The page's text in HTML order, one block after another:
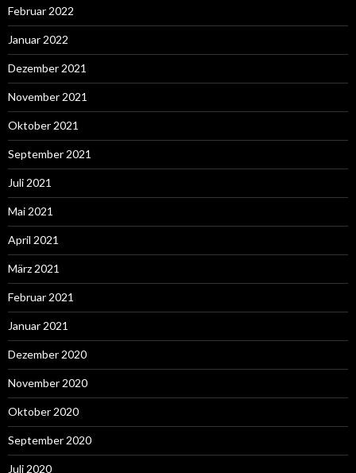
Februar 2022
Januar 2022
Dezember 2021
November 2021
Oktober 2021
September 2021
Juli 2021
Mai 2021
April 2021
März 2021
Februar 2021
Januar 2021
Dezember 2020
November 2020
Oktober 2020
September 2020
Juli 2020